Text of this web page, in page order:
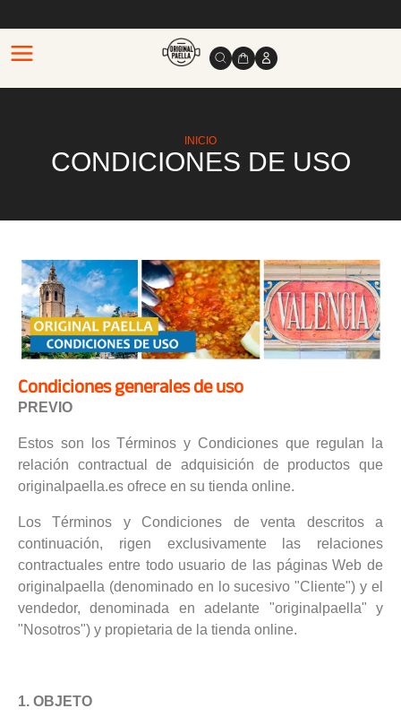
INICIO
CONDICIONES DE USO
Condiciones generales de uso
PREVIO
Estos son los Términos y Condiciones que regulan la
relación contractual de adquisición de productos que
originalpaella.es ofrece en su tienda online.
Los Términos y Condiciones de venta descritos a
continuación, rigen exclusivamente las relaciones
contractuales entre todo usuario de las páginas Web de
originalpaella (denominado en lo sucesivo "Cliente") y el
vendedor, denominada en adelante "originalpaella" y
"Nosotros") y propietaria de la tienda online.
1. OBJETO